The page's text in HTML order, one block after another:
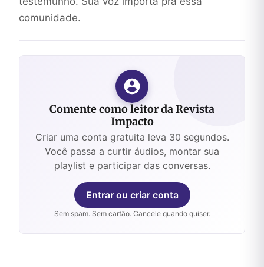
comunidade.
Comente como leitor da Revista
Impacto
Criar uma conta gratuita leva 30 segundos.
Você passa a curtir áudios, montar sua
playlist e participar das conversas.
Entrar ou criar conta
Sem spam. Sem cartão. Cancele quando quiser.